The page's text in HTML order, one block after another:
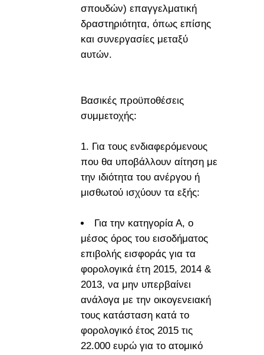
σπουδών) επαγγελματική
δραστηριότητα, όπως επίσης
και συνεργασίες μεταξύ
αυτών.
Βασικές προϋποθέσεις
συμμετοχής:
1. Για τους ενδιαφερόμενους
που θα υποβάλλουν αίτηση με
την ιδιότητα του ανέργου ή
μισθωτού ισχύουν τα εξής:
Για την κατηγορία Α, ο
μέσος όρος του εισοδήματος
επιβολής εισφοράς για τα
φορολογικά έτη 2015, 2014 &
2013, να μην υπερβαίνει
ανάλογα με την οικογενειακή
τους κατάσταση κατά το
φορολογικό έτος 2015 τις
22.000 ευρώ για το ατομικό